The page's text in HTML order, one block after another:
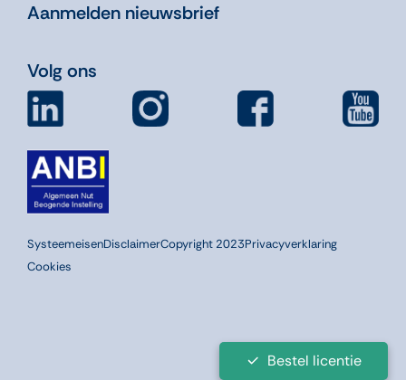
Aanmelden nieuwsbrief
Volg ons
SysteemeisenDisclaimerCopyright 2023Privacyverklaring
Cookies
Bestel licentie